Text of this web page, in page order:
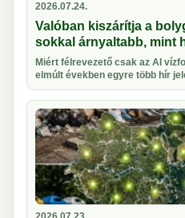
2026.07.24.
Valóban kiszárítja a
sokkal árnyaltabb, mint
Miért félrevezető csak az AI
elmúlt években egyre több hír